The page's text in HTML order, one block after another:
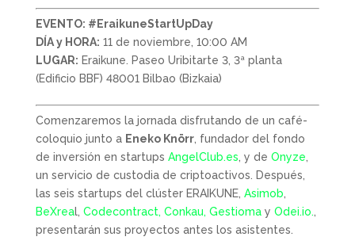
EVENTO: #EraikuneStartUpDay
DÍA y HORA: 11 de noviembre, 10:00 AM
LUGAR: Eraikune. Paseo Uribitarte 3, 3ª planta
(Edificio BBF) 48001 Bilbao (Bizkaia)
Comenzaremos la jornada disfrutando de un café-
coloquio junto a Eneko Knörr, fundador del fondo
de inversión en startups AngelClub.es , y de Onyze
un servicio de custodia de criptoactivos. Después,
las seis startups del clúster ERAIKUNE, Asimob
BeXreal, Codecontract, Conkau, Gestiomay Odei.io.
presentarán sus proyectos antes los asistentes.